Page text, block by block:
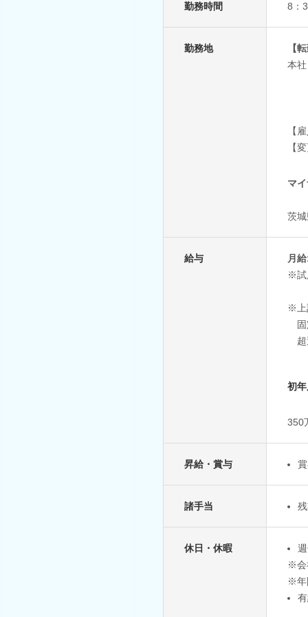
勤務時間 8：
勤務地
【
本
【
【
マ
茨
給与
月
※試
※上
固
超
初
350
昇給・賞与
諸手当
休日・休暇
※会
※年